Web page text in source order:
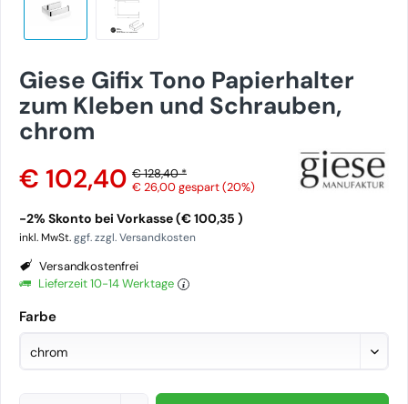
Giese Gifix Tono Papierhalter
zum Kleben und Schrauben,
chrom
€ 102,40 € 128,40 *
€ 26,00gespart (20%)
-2% Skonto bei Vorkasse (€ 100,35 )
inkl. MwSt.ggf. zzgl. Versandkosten
Versandkostenfrei
Lieferzeit 10-14 Werktage
Farbe